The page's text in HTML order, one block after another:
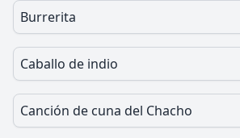
Burrerita
Caballo de indio
Canción de cuna del Chacho